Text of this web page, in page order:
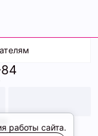
работы сайта.